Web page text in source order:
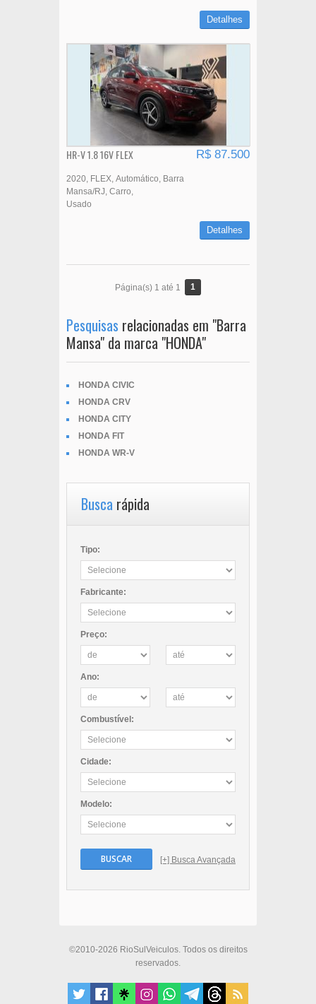
Detalhes
HR-V 1.8 16V FLEX R$ 87.500
2020 FLEX Automático
Barra
Mansa/RJ Carro
Usado
Detalhes
Página(s) 1 até 1 1
Pesquisas relacionadas em "Barra
Mansa" da marca "HONDA"
HONDA CIVIC
HONDA CRV
HONDA CITY
HONDA FIT
HONDA WR-V
Busca rápida
Tipo:
Fabricante:
Preço:
Ano:
Combustível:
Cidade:
Modelo:
BUSCAR [+] Busca Avançada
©2010-2026 RioSulVeiculos. Todos os direitos
reservados.